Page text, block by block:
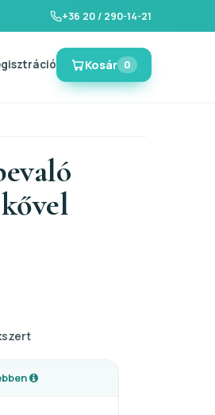
+36 20 / 290-14-21
Kosár 0